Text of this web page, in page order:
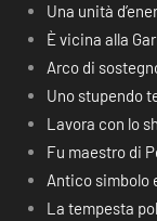
Una unità
È vicina alla
Arco di
Uno stupendo
Lavora con lo
Fu maestro di
Antico simbolo
La tempesta